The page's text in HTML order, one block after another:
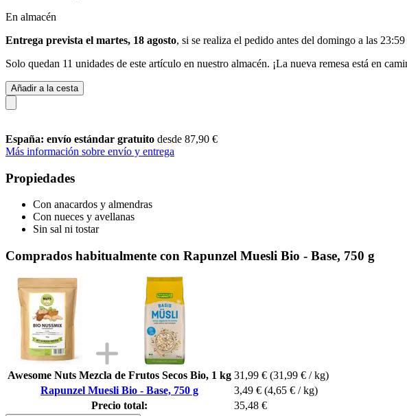
En almacén
Entrega prevista el martes, 18 agosto, si se realiza el pedido antes del domingo a las 23:59
Solo quedan 11 unidades de este artículo en nuestro almacén. ¡La nueva remesa está en
Añadir a la cesta
España: envío estándar gratuito desde 87,90 €
Más información sobre envío y entrega
Propiedades
Con anacardos y almendras
Con nueces y avellanas
Sin sal ni tostar
Comprados habitualmente con Rapunzel Muesli Bio - Base, 750 g
Awesome Nuts Mezcla de Frutos Secos Bio, 1 kg 31,99 € (31,99 € / kg)
Rapunzel Muesli Bio - Base, 750 g
3,49 € (4,65 € / kg)
Precio total:
35,48 €